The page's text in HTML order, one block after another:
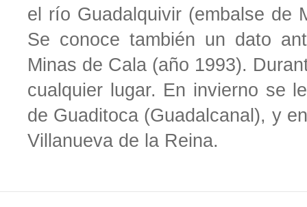
el río Guadalquivir (embalse de
Se conoce también un dato
Minas de Cala (año 1993).
cualquier lugar. En invierno se
de Guaditoca (Guadalcanal), y
Villanueva de la Reina.